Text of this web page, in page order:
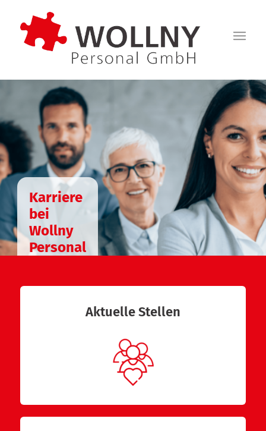
Karriere
bei
Wollny
Personal
Aktuelle Stellen